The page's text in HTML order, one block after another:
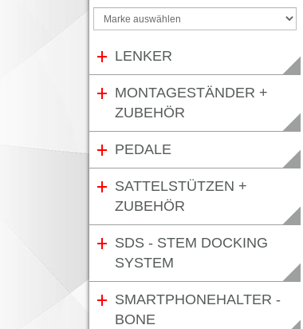
LENKER
MONTAGESTÄNDER +
ZUBEHÖR
PEDALE
SATTELSTÜTZEN +
ZUBEHÖR
SDS - STEM DOCKING
SYSTEM
SMARTPHONEHALTER -
BONE